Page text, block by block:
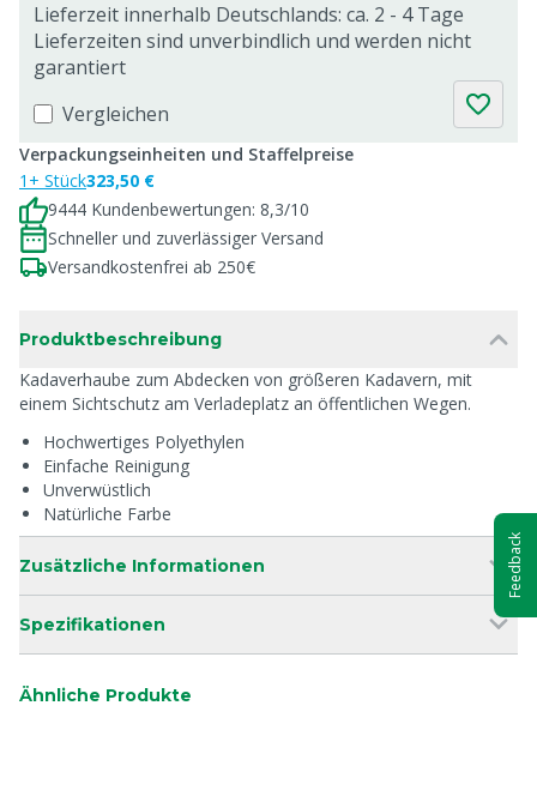
Lieferzeit innerhalb Deutschlands: ca. 2 - 4 Tage
Lieferzeiten sind unverbindlich und werden nicht
garantiert
Vergleichen
Verpackungseinheiten und Staffelpreise
1+ Stück323,50 €
9444 Kundenbewertungen: 8,3/10
Schneller und zuverlässiger Versand
Versandkostenfrei ab 250€
Produktbeschreibung
Kadaverhaube zum Abdecken von größeren Kadavern, mit
einem Sichtschutz am Verladeplatz an öffentlichen Wegen.
Hochwertiges Polyethylen
Einfache Reinigung
Unverwüstlich
Natürliche Farbe
Zusätzliche Informationen
Spezifikationen
Ähnliche Produkte
Feedback